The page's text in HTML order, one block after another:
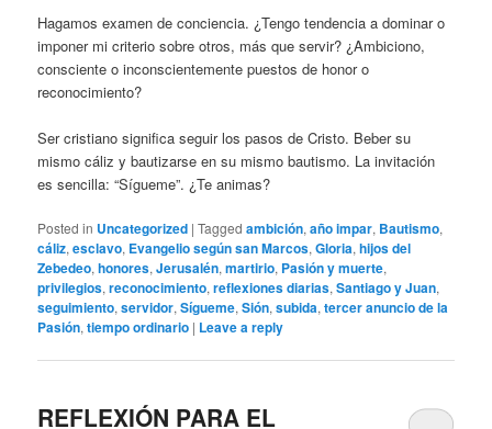
Hagamos examen de conciencia. ¿Tengo tendencia a dominar o
imponer mi criterio sobre otros, más que servir? ¿Ambiciono,
consciente o inconscientemente puestos de honor o
reconocimiento?
Ser cristiano significa seguir los pasos de Cristo. Beber su
mismo cáliz y bautizarse en su mismo bautismo. La invitación
es sencilla: “Sígueme”. ¿Te animas?
Posted in Uncategorized |Tagged ambición,año impar, Bautismo,
cáliz,esclavo, Evangelio según san Marcos,Gloria,hijos del
Zebedeo,honores,Jerusalén,martirio, Pasión y muerte,
privilegios,reconocimiento,reflexiones diarias,Santiago y Juan,
seguimiento,servidor,Sígueme,Sión,subida,tercer anuncio de la
Pasión,tiempo ordinario | Leave a reply
REFLEXIÓN PARA EL